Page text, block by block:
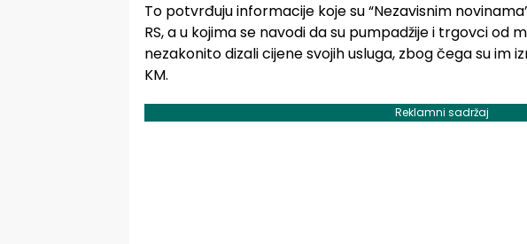
To potvrđuju informacije koje su “Nezavisnim
RS, a u kojima se navodi da su pumpadžije i trgovci od
nezakonito dizali cijene svojih usluga, zbog čega su im
KM.
Reklamni sadržaj